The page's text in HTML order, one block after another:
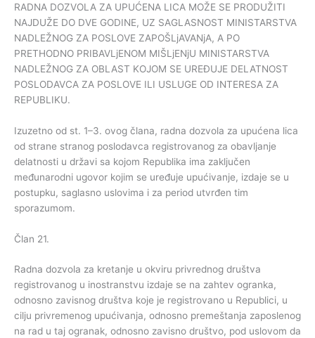
RADNA DOZVOLA ZA UPUĆENA LICA MOŽE SE PRODUŽITI
NAJDUŽE DO DVE GODINE, UZ SAGLASNOST MINISTARSTVA
NADLEŽNOG ZA POSLOVE ZAPOŠLjAVANjA, A PO
PRETHODNO PRIBAVLjENOM MIŠLjENjU MINISTARSTVA
NADLEŽNOG ZA OBLAST KOJOM SE UREĐUJE DELATNOST
POSLODAVCA ZA POSLOVE ILI USLUGE OD INTERESA ZA
REPUBLIKU.
Izuzetno od st. 1–3. ovog člana, radna dozvola za upućena lica
od strane stranog poslodavca registrovanog za obavljanje
delatnosti u državi sa kojom Republika ima zaključen
međunarodni ugovor kojim se uređuje upućivanje, izdaje se u
postupku, saglasno uslovima i za period utvrđen tim
sporazumom.
Član 21.
Radna dozvola za kretanje u okviru privrednog društva
registrovanog u inostranstvu izdaje se na zahtev ogranka,
odnosno zavisnog društva koje je registrovano u Republici, u
cilju privremenog upućivanja, odnosno premeštanja zaposlenog
na rad u taj ogranak, odnosno zavisno društvo, pod uslovom da